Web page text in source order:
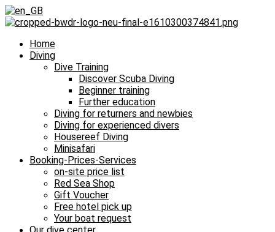
Home
Diving
Dive Training
Discover Scuba Diving
Beginner training
Further education
Diving for returners and newbies
Diving for experienced divers
Housereef Diving
Minisafari
Booking-Prices-Services
on-site price list
Red Sea Shop
Gift Voucher
Free hotel pick up
Your boat request